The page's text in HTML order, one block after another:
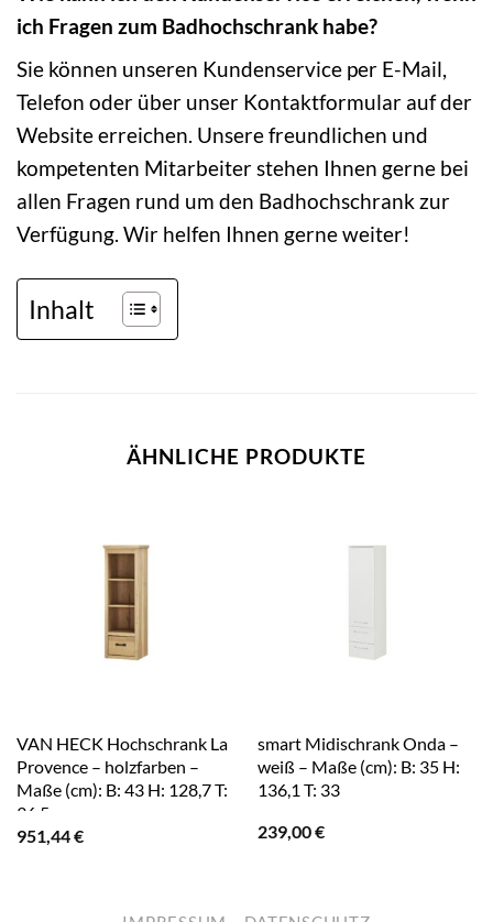
ich Fragen zum Badhochschrank habe?
Sie können unseren Kundenservice per E-Mail,
Telefon oder über unser Kontaktformular auf der
Website erreichen. Unsere freundlichen und
kompetenten Mitarbeiter stehen Ihnen gerne bei
allen Fragen rund um den Badhochschrank zur
Verfügung. Wir helfen Ihnen gerne weiter!
Inhalt
ÄHNLICHE PRODUKTE
VAN HECK Hochschrank La
Provence – holzfarben –
Maße (cm): B: 43 H: 128,7 T:
36,5
951,44€
smart Midischrank Onda –
weiß – Maße (cm): B: 35 H:
136,1 T: 33
239,00€